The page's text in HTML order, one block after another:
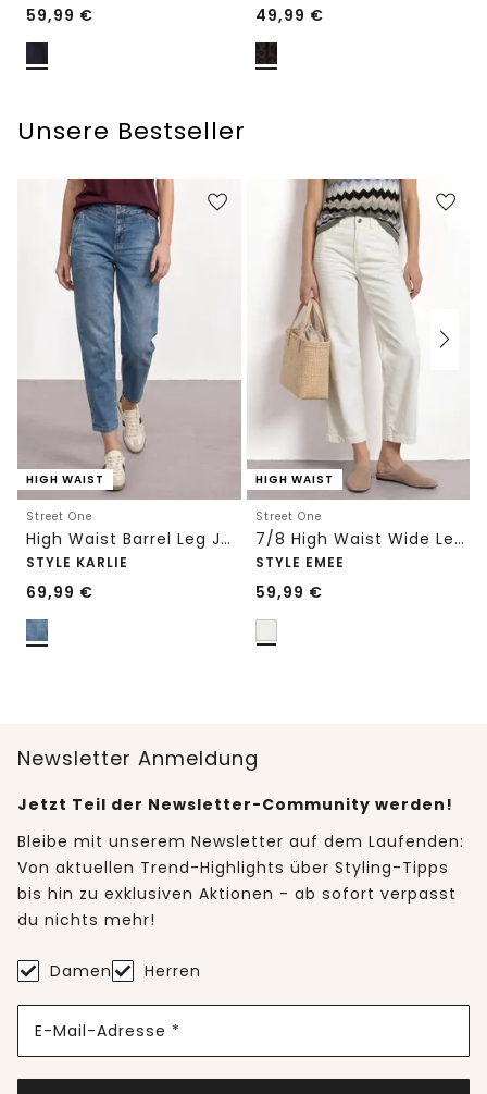
59,99 €
49,99 €
Unsere Bestseller
HIGH WAIST
Street One
High Waist Barrel Leg Jeans im Loose Fit
STYLE KARLIE
69,99 €
HIGH WAIST
Street One
7/8 High Waist Wide Leg Jeans im Loose Fit
STYLE EMEE
59,99 €
Newsletter Anmeldung
Jetzt Teil der Newsletter-Community werden!
Bleibe mit unserem Newsletter auf dem Laufenden:
Von aktuellen Trend-Highlights über Styling-Tipps
bis hin zu exklusiven Aktionen - ab sofort verpasst
du nichts mehr!
Damen Herren
E-Mail-Adresse *